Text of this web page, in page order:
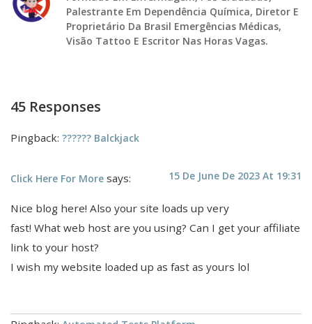
Palestrante Em Dependência Química, Diretor E
Proprietário Da Brasil Emergências Médicas,
Visão Tattoo E Escritor Nas Horas Vagas.
45 Responses
Pingback: ?????? Balckjack
Click Here For More says: 15 De June De 2023 At 19:31
Nice blog here! Also your site loads up very
fast! What web host are you using? Can I get your affiliate
link to your host?
I wish my website loaded up as fast as yours lol